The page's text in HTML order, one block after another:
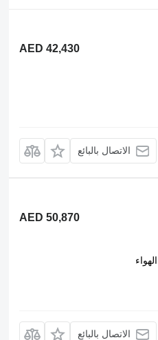
AED 42,430
الاتصال بالبائع
AED 50,870
الاتصال بالبائع